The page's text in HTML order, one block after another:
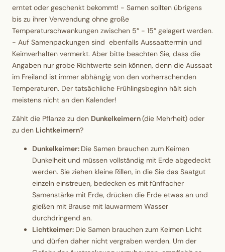
erntet oder geschenkt bekommt! - Samen sollten übrigens
bis zu ihrer Verwendung ohne große
Temperaturschwankungen zwischen 5° - 15° gelagert werden.
- Auf Samenpackungen sind ebenfalls Aussaattermin und
Keimverhalten vermerkt. Aber bitte beachten Sie, dass die
Angaben nur grobe Richtwerte sein können, denn die Aussaat
im Freiland ist immer abhängig von den vorherrschenden
Temperaturen. Der tatsächliche Frühlingsbeginn hält sich
meistens nicht an den Kalender!
Zählt die Pflanze zu den Dunkelkeimern(die Mehrheit) oder
zu den Lichtkeimern?
Dunkelkeimer: Die Samen brauchen zum Keimen
Dunkelheit und müssen vollständig mit Erde abgedeckt
werden. Sie ziehen kleine Rillen, in die Sie das Saatgut
einzeln einstreuen, bedecken es mit fünffacher
Samenstärke mit Erde, drücken die Erde etwas an und
gießen mit Brause mit lauwarmem Wasser
durchdringend an.
Lichtkeimer: Die Samen brauchen zum Keimen Licht
und dürfen daher nicht vergraben werden. Um der